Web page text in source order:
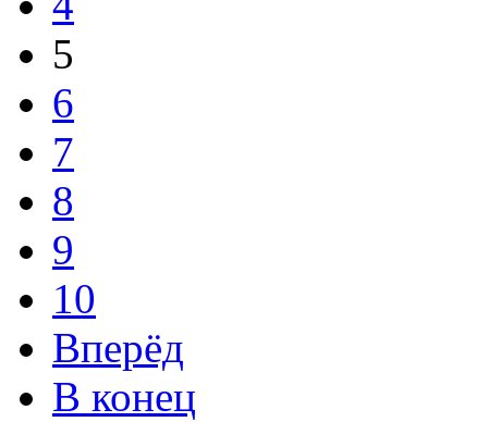
5
6
7
8
9
10
Вперёд
В конец